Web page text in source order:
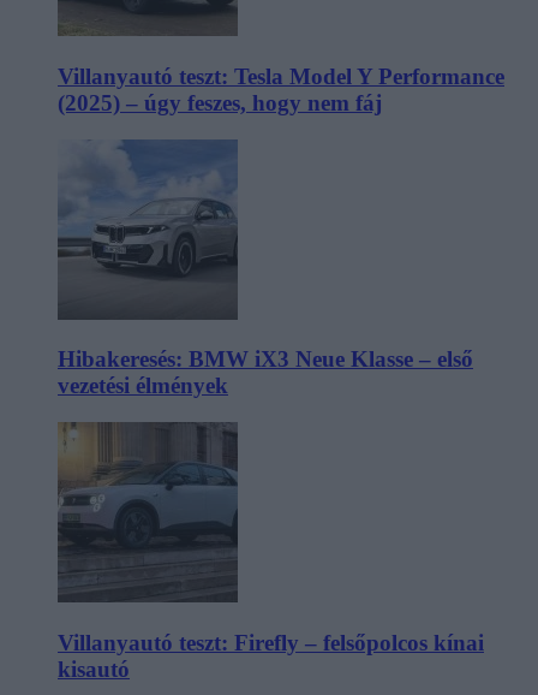
Villanyautó teszt: Tesla Model Y Performance
(2025) – úgy feszes, hogy nem fáj
Hibakeresés: BMW iX3 Neue Klasse – első
vezetési élmények
Villanyautó teszt: Firefly – felsőpolcos kínai
kisautó